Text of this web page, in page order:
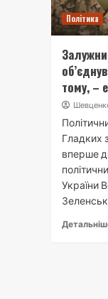
Політика
тому, –
Гладких
вперше
України